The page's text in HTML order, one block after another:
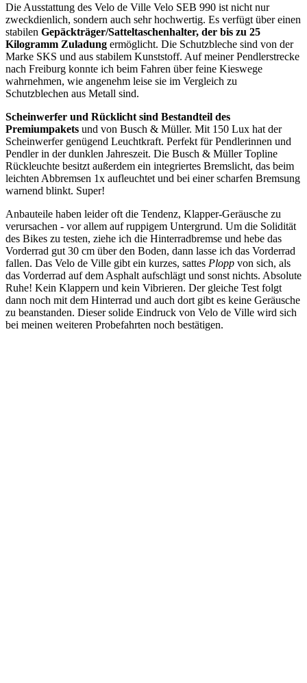
Die Ausstattung des Velo de Ville Velo SEB 990 ist nicht nur
zweckdienlich, sondern auch sehr hochwertig. Es verfügt über einen
stabilen Gepäckträger/Satteltaschenhalter, der bis zu 25
Kilogramm Zuladung ermöglicht. Die Schutzbleche sind von der
Marke SKS und aus stabilem Kunststoff. Auf meiner Pendlerstrecke
nach Freiburg konnte ich beim Fahren über feine Kieswege
wahrnehmen, wie angenehm leise sie im Vergleich zu
Schutzblechen aus Metall sind.
Scheinwerfer und Rücklicht sind Bestandteil des
Premiumpakets und von Busch & Müller. Mit 150 Lux hat der
Scheinwerfer genügend Leuchtkraft. Perfekt für Pendlerinnen und
Pendler in der dunklen Jahreszeit. Die Busch & Müller Topline
Rückleuchte besitzt außerdem ein integriertes Bremslicht, das beim
leichten Abbremsen 1x aufleuchtet und bei einer scharfen Bremsung
warnend blinkt. Super!
Anbauteile haben leider oft die Tendenz, Klapper-Geräusche zu
verursachen - vor allem auf ruppigem Untergrund. Um die Solidität
des Bikes zu testen, ziehe ich die Hinterradbremse und hebe das
Vorderrad gut 30 cm über den Boden, dann lasse ich das Vorderrad
fallen. Das Velo de Ville gibt ein kurzes, sattes Plopp von sich, als
das Vorderrad auf dem Asphalt aufschlägt und sonst nichts. Absolute
Ruhe! Kein Klappern und kein Vibrieren. Der gleiche Test folgt
dann noch mit dem Hinterrad und auch dort gibt es keine Geräusche
zu beanstanden. Dieser solide Eindruck von Velo de Ville wird sich
bei meinen weiteren Probefahrten noch bestätigen.